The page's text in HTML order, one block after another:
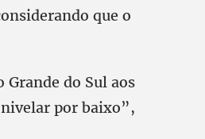
que o
do Sul aos
nivelar por baixo”,